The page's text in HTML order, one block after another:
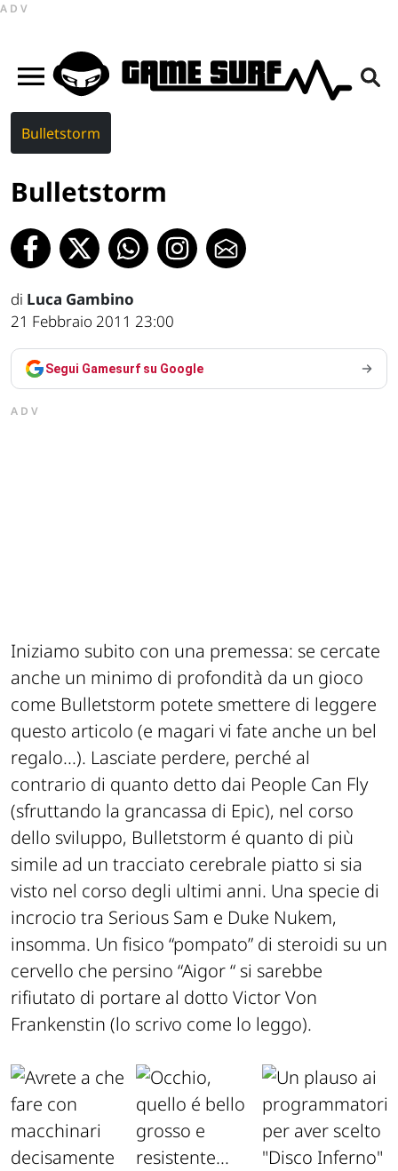
ADV
Bulletstorm
Bulletstorm
di Luca Gambino
21 Febbraio 2011 23:00
Segui Gamesurf su Google
ADV
Iniziamo subito con una premessa: se cercate
anche un minimo di profondità da un gioco
come Bulletstorm potete smettere di leggere
questo articolo (e magari vi fate anche un bel
regalo...). Lasciate perdere, perché al
contrario di quanto detto dai People Can Fly
(sfruttando la grancassa di Epic), nel corso
dello sviluppo, Bulletstorm é quanto di più
simile ad un tracciato cerebrale piatto si sia
visto nel corso degli ultimi anni. Una specie di
incrocio tra Serious Sam e Duke Nukem,
insomma. Un fisico “pompato” di steroidi su un
cervello che persino “Aigor “ si sarebbe
rifiutato di portare al dotto Victor Von
Frankenstin (lo scrivo come lo leggo).